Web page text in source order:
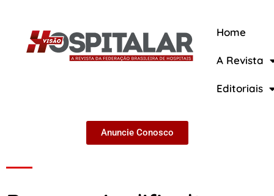
Home
A Revista
Editoriais
Anuncie Conosco